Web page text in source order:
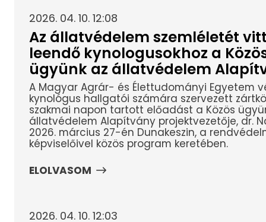
2026. 04. 10. 12:08
Az állatvédelem szemléletét
leendő kynologusokhoz a
ügyünk az állatvédelem
A Magyar Agrár- és Élettudományi Egyetem
kynológus hallgatói számára szervezett
szakmai napon tartott előadást a Közös
állatvédelem Alapítvány projektvezetője, dr.
2026. március 27-én Dunakeszin, a
képviselőivel közös program keretében.
ELOLVASOM
2026. 04. 10. 12:03